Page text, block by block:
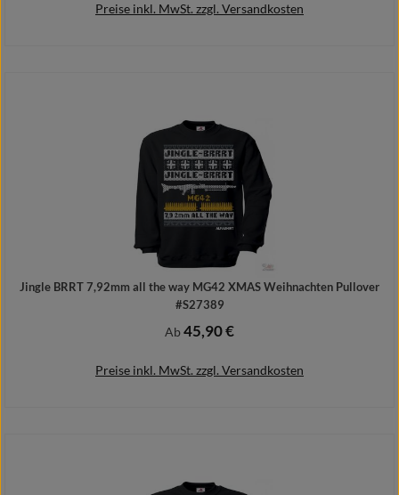
Preise inkl. MwSt. zzgl. Versandkosten
Jingle BRRT 7,92mm all the way MG42 XMAS Weihnachten Pullover
#S27389
Regulärer Preis:
Ab45,90 €
Preise inkl. MwSt. zzgl. Versandkosten